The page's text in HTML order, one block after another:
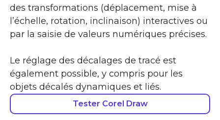
des transformations (déplacement, mise à
l’échelle, rotation, inclinaison) interactives ou
par la saisie de valeurs numériques précises.
Le réglage des décalages de tracé est
également possible, y compris pour les
objets décalés dynamiques et liés.
Tester Corel Draw